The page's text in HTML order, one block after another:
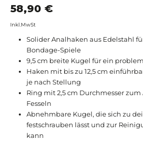
58,90 €
Inkl.MwSt
Solider Analhaken aus Edelstahl
Bondage-Spiele
9,5 cm breite Kugel für ein
Haken mit bis zu 12,5 cm
je nach Stellung
Ring mit 2,5 cm Durchmesser
Fesseln
Abnehmbare Kugel, die sich zu
festschrauben lässt und zur
kann